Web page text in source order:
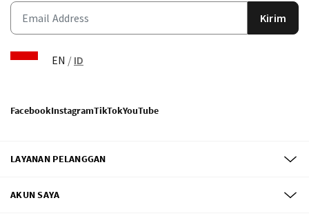
Kirim
EN / ID
FacebookInstagramTikTokYouTube
LAYANAN PELANGGAN
AKUN SAYA